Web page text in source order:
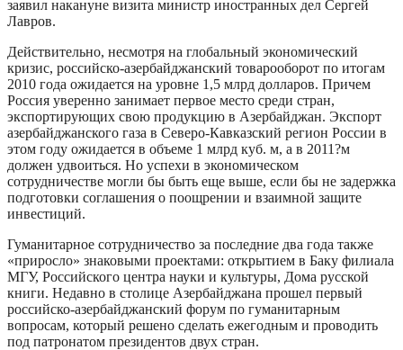
заявил накануне визита министр иностранных дел Сергей
Лавров.
Действительно, несмотря на глобальный экономический
кризис, российско-азербайджанский товарооборот по итогам
2010 года ожидается на уровне 1,5 млрд долларов. Причем
Россия уверенно занимает первое место среди стран,
экспортирующих свою продукцию в Азербайджан. Экспорт
азербайджанского газа в Северо-Кавказский регион России в
этом году ожидается в объеме 1 млрд куб. м, а в 2011?м
должен удвоиться. Но успехи в экономическом
сотрудничестве могли бы быть еще выше, если бы не задержка
подготовки соглашения о поощрении и взаимной защите
инвестиций.
Гуманитарное сотрудничество за последние два года также
«приросло» знаковыми проектами: открытием в Баку филиала
МГУ, Российского центра науки и культуры, Дома русской
книги. Недавно в столице Азербайджана прошел первый
российско-азербайджанский форум по гуманитарным
вопросам, который решено сделать ежегодным и проводить
под патронатом президентов двух стран.